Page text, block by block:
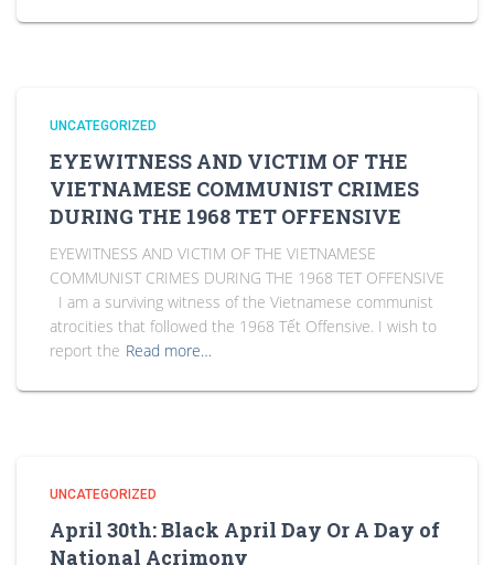
UNCATEGORIZED
EYEWITNESS AND VICTIM OF THE
VIETNAMESE COMMUNIST CRIMES
DURING THE 1968 TET OFFENSIVE
EYEWITNESS AND VICTIM OF THE VIETNAMESE
COMMUNIST CRIMES DURING THE 1968 TET OFFENSIVE
I am a surviving witness of the Vietnamese communist
atrocities that followed the 1968 Tết Offensive. I wish to
report the Read more…
UNCATEGORIZED
April 30th: Black April Day Or A Day of
National Acrimony